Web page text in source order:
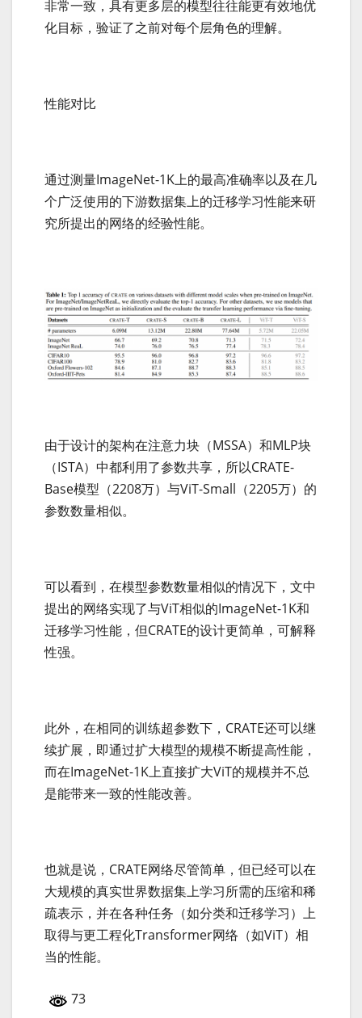
非常一致，具有更多层的模型往往能更有效地优
化目标，验证了之前对每个层角色的理解。
性能对比
通过测量ImageNet-1K上的最高准确率以及在几
个广泛使用的下游数据集上的迁移学习性能来研
究所提出的网络的经验性能。
由于设计的架构在注意力块（MSSA）和MLP块
（ISTA）中都利用了参数共享，所以CRATE-
Base模型（2208万）与ViT-Small（2205万）的
参数数量相似。
可以看到，在模型参数数量相似的情况下，文中
提出的网络实现了与ViT相似的ImageNet-1K和
迁移学习性能，但CRATE的设计更简单，可解释
性强。
此外，在相同的训练超参数下，CRATE还可以继
续扩展，即通过扩大模型的规模不断提高性能，
而在ImageNet-1K上直接扩大ViT的规模并不总
是能带来一致的性能改善。
也就是说，CRATE网络尽管简单，但已经可以在
大规模的真实世界数据集上学习所需的压缩和稀
疏表示，并在各种任务（如分类和迁移学习）上
取得与更工程化Transformer网络（如ViT）相
当的性能。
73